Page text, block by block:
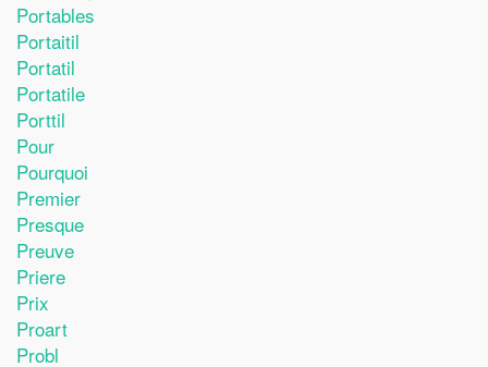
Portables
Portaitil
Portatil
Portatile
Porttil
Pour
Pourquoi
Premier
Presque
Preuve
Priere
Prix
Proart
Probl